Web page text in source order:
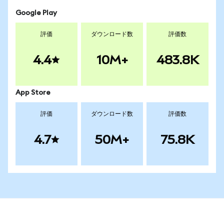
Google Play
評価
4.4
ダウンロード数
10M+
評価数
483.8K
App Store
評価
4.7
ダウンロード数
50M+
評価数
75.8K